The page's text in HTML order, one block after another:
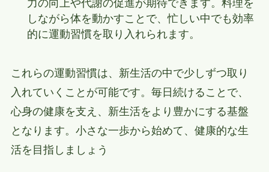
力の向上や代謝の促進が期待できます。料理を
しながら体を動かすことで、忙しい中でも効率
的に運動習慣を取り入れられます。
これらの運動習慣は、新生活の中で少しずつ取り
入れていくことが可能です。毎日続けることで、
心身の健康を支え、新生活をより豊かにする基盤
となります。小さな一歩から始めて、健康的な生
活を目指しましょう